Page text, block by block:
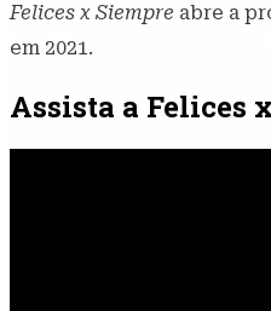
Felices x Siempre abre a
em 2021.
Assista a Felices